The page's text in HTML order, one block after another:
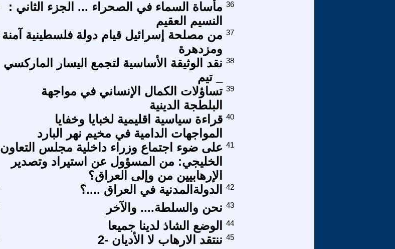
مأساة السماء في الصحراء ... الجزء الثاني :
النسيم العقيم
36
من مصلحة إسرائيل قيام دولة فلسطينية آمنة
ومزدهرة
37
نقد الوثيقة الأساسية لتجمع اليسار الماركسي
_ تيم
38
تساؤلات الكمال الإنساني في مواجهة
البلطجة الدينية
39
قراءة سياسية اقليمية لخبايا وخفايا
المواجهات الدامية في مخيم نهر البارد
40
على ضوء اجتماع وزراء داخلية مجلس التعاون
الخليجي: من المسؤول عن استيراد وتصدير
الإرهابيين من وإلى العراق؟
41
الدولةالمدنية في العراق ....؟ 42
نحن والسلطة.... والآخر 43
الوضع الشاذ لدينا جميعا
44
ننتقد الارهاب لا الأديان -2 45